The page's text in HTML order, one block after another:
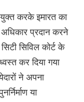
करके इमारत का
प्रदान करने
सिविल कोर्ट के
कर दिया गया
ने अपना
या